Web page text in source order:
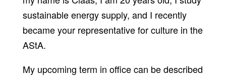
sustainable energy supply, and I recently
became your representative for culture in the
AStA.
My upcoming term in office can be described